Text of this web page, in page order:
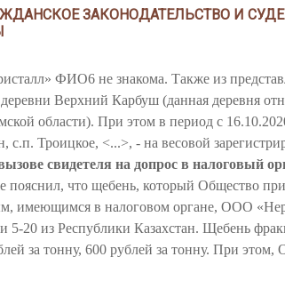
ЗАКОНОДАТЕЛЬСТВО И
ФИО6 не знакома. Также из
Верхний Карбуш (данная деревня
области). При этом в период с
Троицкое, <...>, - на весовой
свидетеля на допрос в налоговый
что щебень, который Общество
имеющимся в налоговом органе, ООО
5-20 из Республики Казахстан. Щебень
за тонну, 600 рублей за тонну. При